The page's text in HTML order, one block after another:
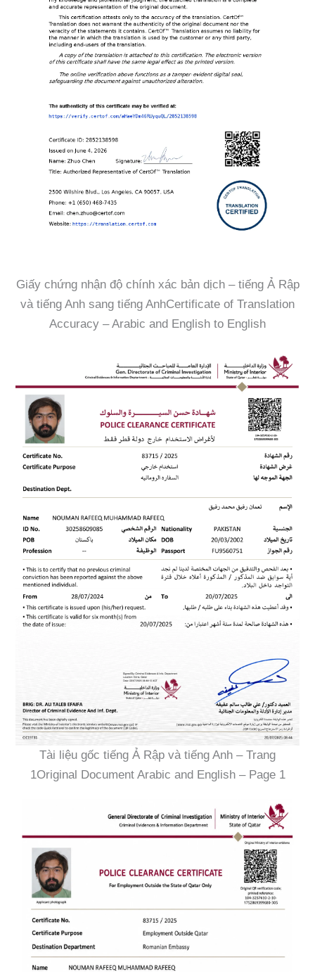
Giấy chứng nhận độ chính xác bản dịch – tiếng Ả Rập
và tiếng Anh sang tiếng AnhCertificate of Translation
Accuracy – Arabic and English to English
Tài liệu gốc tiếng Ả Rập và tiếng Anh – Trang
1Original Document Arabic and English – Page 1